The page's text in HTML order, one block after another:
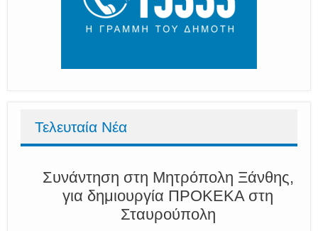
Τελευταία Νέα
Συνάντηση στη Μητρόπολη Ξάνθης,
για δημιουργία ΠΡΟΚΕΚΑ στη
Σταυρούπολη